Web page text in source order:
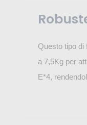
Questo tipo di
a 7,5Kg per
E*4,